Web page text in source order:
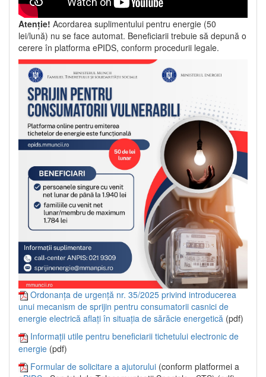
Atenție! Acordarea suplimentului pentru energie (50
lei/lună) nu se face automat. Beneficiarii trebuie să depună o
cerere în platforma ePIDS, conform procedurii legale.
Ordonanța de urgență nr. 35/2025 privind introducerea
unui mecanism de sprijin pentru consumatorii casnici de
energie electrică aflați în situația de sărăcie energetică (pdf)
Informații utile pentru beneficiarii tichetului electronic de
energie (pdf)
Formular de solicitare a ajutorului (conform platformei a